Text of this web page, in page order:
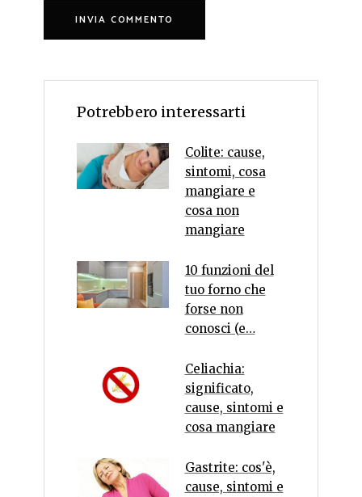
Potrebbero interessarti
Colite: cause,
sintomi, cosa
mangiare e
cosa non
mangiare
10 funzioni del
tuo forno che
forse non
conosci (e…
Celiachia:
significato,
cause, sintomi e
cosa mangiare
Gastrite: cos'è,
cause, sintomi e